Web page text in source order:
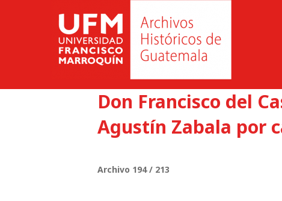
Don Francisco del
Agustín Zabala por
Archivo 194 / 213